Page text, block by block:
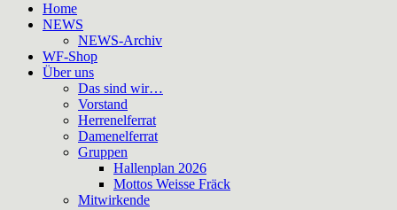
Home
NEWS
NEWS-Archiv
WF-Shop
Über uns
Das sind wir…
Vorstand
Herrenelferrat
Damenelferrat
Gruppen
Hallenplan 2026
Mottos Weisse Fräck
Mitwirkende